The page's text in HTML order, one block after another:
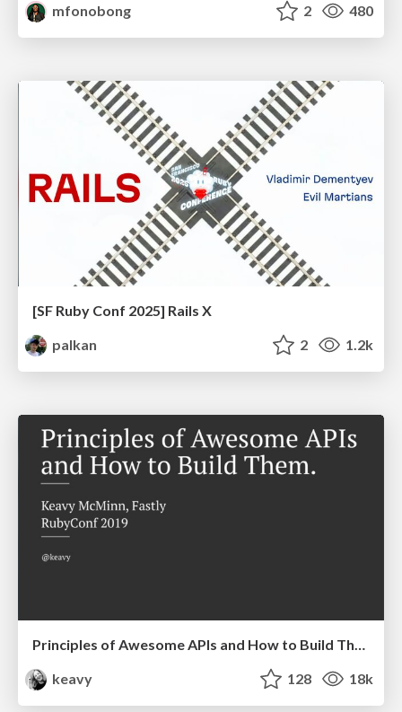
mfonobong
2 480
[SF Ruby Conf 2025] Rails X
palkan
2 1.2k
Principles of Awesome APIs and How to Build Them.
keavy
128 18k